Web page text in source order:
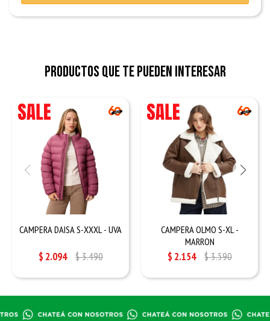
Productos que te pueden interesar
CAMPERA DAISA S-XXXL - UVA
$ 2.094 $3.490
CAMPERA OLMO S-XL -
MARRON
$ 2.154 $3.590